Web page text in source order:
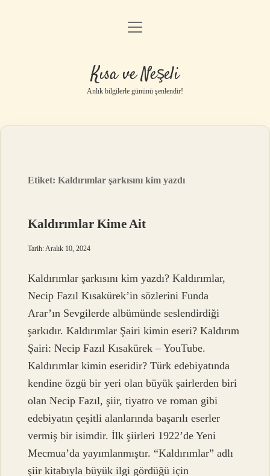
Anasayfa
Yasal Uyarı
menüyü
Kısa ve Neşeli
Anlık bilgilerle gününü şenlendir!
Etiket:Kaldırımlar şarkısını kim yazdı
Kaldırımlar Kime Ait
Tarih: Aralık 10, 2024
Kaldırımlar şarkısını kim yazdı? Kaldırımlar,
Necip Fazıl Kısakürek’in sözlerini Funda
Arar’ın Sevgilerde albümünde seslendirdiği
şarkıdır. Kaldırımlar Şairi kimin eseri? Kaldırım
Şairi: Necip Fazıl Kısakürek – YouTube.
Kaldırımlar kimin eseridir? Türk edebiyatında
kendine özgü bir yeri olan büyük şairlerden biri
olan Necip Fazıl, şiir, tiyatro ve roman gibi
edebiyatın çeşitli alanlarında başarılı eserler
vermiş bir isimdir. İlk şiirleri 1922’de Yeni
Mecmua’da yayımlanmıştır. “Kaldırımlar” adlı
şiir kitabıyla büyük ilgi gördüğü için